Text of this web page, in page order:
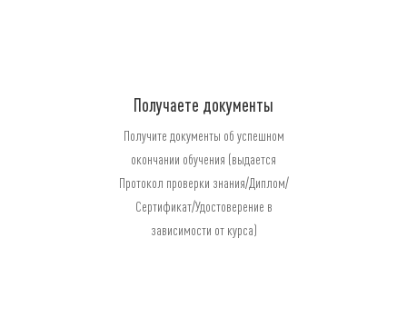
Получаете документы
Получите документы об успешном
окончании обучения (выдается
Протокол проверки знания/Диплом/
Сертификат/Удостоверение в
зависимости от курса)